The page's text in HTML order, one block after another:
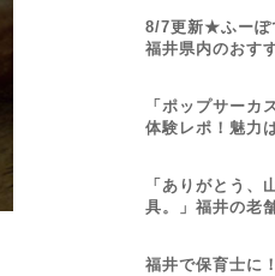
8/7更新★ふーぽ
福井県内のおす
「ポップサーカ
体験レポ！魅力
「ありがとう、
具。」福井の老
福井で保育士に